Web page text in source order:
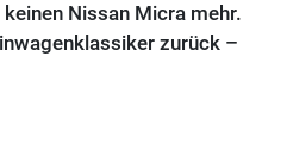
Nissan Micra mehr.
zurück –